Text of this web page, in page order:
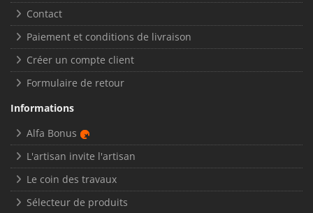
Contact
Paiement et conditions de livraison
Créer un compte client
Formulaire de retour
Informations
Alfa Bonus
L'artisan invite l'artisan
Le coin des travaux
Sélecteur de produits